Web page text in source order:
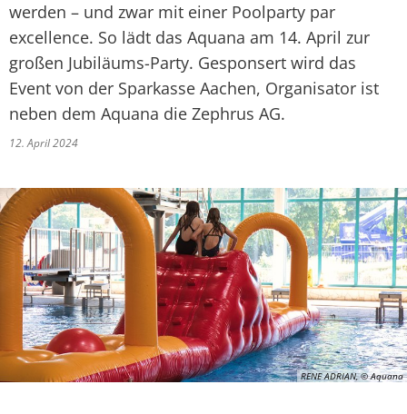
werden – und zwar mit einer Poolparty par
excellence. So lädt das Aquana am 14. April zur
großen Jubiläums-Party. Gesponsert wird das
Event von der Sparkasse Aachen, Organisator ist
neben dem Aquana die Zephrus AG.
12. April 2024
RENE ADRIAN, © Aquana